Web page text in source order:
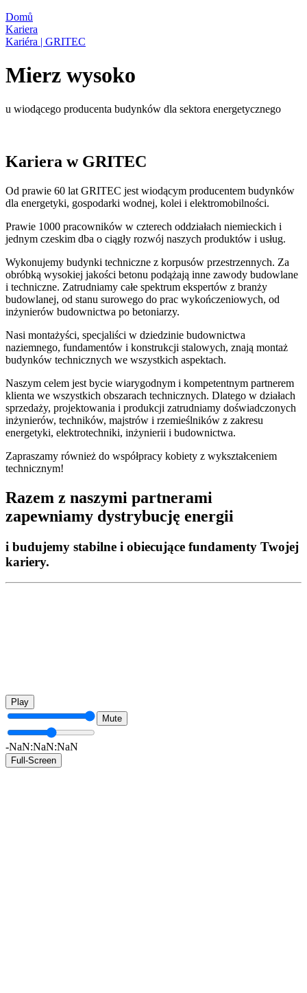
Domů
Kariera
Kariéra | GRITEC
Mierz wysoko
u wiodącego producenta budynków dla sektora energetycznego
Kariera w GRITEC
Od prawie 60 lat GRITEC jest wiodącym producentem budynków
dla energetyki, gospodarki wodnej, kolei i elektromobilności.
Prawie 1000 pracowników w czterech oddziałach niemieckich i
jednym czeskim dba o ciągły rozwój naszych produktów i usług.
Wykonujemy budynki techniczne z korpusów przestrzennych. Za
obróbką wysokiej jakości betonu podążają inne zawody budowlane
i techniczne. Zatrudniamy całe spektrum ekspertów z branży
budowlanej, od stanu surowego do prac wykończeniowych, od
inżynierów budownictwa po betoniarzy.
Nasi montażyści, specjaliści w dziedzinie budownictwa
naziemnego, fundamentów i konstrukcji stalowych, znają montaż
budynków technicznych we wszystkich aspektach.
Naszym celem jest bycie wiarygodnym i kompetentnym partnerem
klienta we wszystkich obszarach technicznych. Dlatego w działach
sprzedaży, projektowania i produkcji zatrudniamy doświadczonych
inżynierów, techników, majstrów i rzemieślników z zakresu
energetyki, elektrotechniki, inżynierii i budownictwa.
Zapraszamy również do współpracy kobiety z wykształceniem
technicznym!
Razem z naszymi partnerami
zapewniamy dystrybucję energii
i budujemy stabilne i obiecujące fundamenty Twojej
kariery.
Play
Mute
-NaN:NaN:NaN
Full-Screen